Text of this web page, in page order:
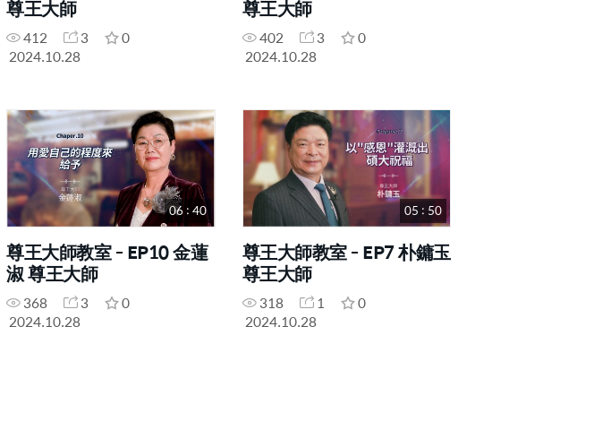
尊王大師
412 3
0
2024.10.28
尊王大師
402 3
0
2024.10.28
06 : 40
尊王大師教室 - EP10 金蓮
淑 尊王大師
368 3
0
2024.10.28
05 : 50
尊王大師教室 - EP7 朴鏞玉
尊王大師
318 1
0
2024.10.28